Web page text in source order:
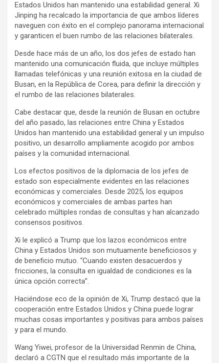
Estados Unidos han mantenido una estabilidad general. Xi
Jinping ha recalcado la importancia de que ambos líderes
naveguen con éxito en el complejo panorama internacional
y garanticen el buen rumbo de las relaciones bilaterales.
Desde hace más de un año, los dos jefes de estado han
mantenido una comunicación fluida, que incluye múltiples
llamadas telefónicas y una reunión exitosa en la ciudad de
Busan, en la República de Corea, para definir la dirección y
el rumbo de las relaciones bilaterales.
Cabe destacar que, desde la reunión de Busan en octubre
del año pasado, las relaciones entre China y Estados
Unidos han mantenido una estabilidad general y un impulso
positivo, un desarrollo ampliamente acogido por ambos
países y la comunidad internacional.
Los efectos positivos de la diplomacia de los jefes de
estado son especialmente evidentes en las relaciones
económicas y comerciales. Desde 2025, los equipos
económicos y comerciales de ambas partes han
celebrado múltiples rondas de consultas y han alcanzado
consensos positivos.
Xi le explicó a Trump que los lazos económicos entre
China y Estados Unidos son mutuamente beneficiosos y
de beneficio mutuo. “Cuando existen desacuerdos y
fricciones, la consulta en igualdad de condiciones es la
única opción correcta”.
Haciéndose eco de la opinión de Xi, Trump destacó que la
cooperación entre Estados Unidos y China puede lograr
muchas cosas importantes y positivas para ambos países
y para el mundo.
Wang Yiwei, profesor de la Universidad Renmin de China,
declaró a CGTN que el resultado más importante de la